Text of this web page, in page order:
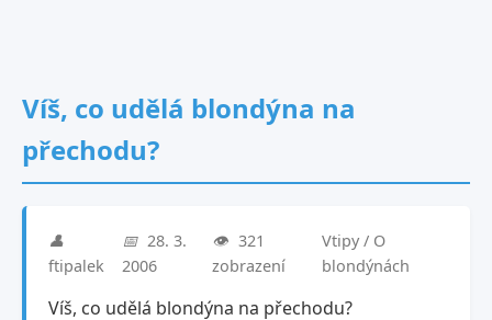
Víš, co udělá blondýna na
přechodu?
👤
ftipalek
📅 28. 3.
2006
👁️ 321
zobrazení
Vtipy / O
blondýnách
Víš, co udělá blondýna na přechodu?